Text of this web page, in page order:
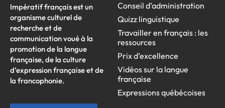
Impératif français est un
organisme culturel de
recherche et de
communication voué à la
promotion de la langue
française, de la culture
d’expression française et de
la francophonie.
Conseil d’administration
Quizz linguistique
Travailler en français : les
ressources
Prix d’excellence
Vidéos sur la langue
française
Expressions québécoises